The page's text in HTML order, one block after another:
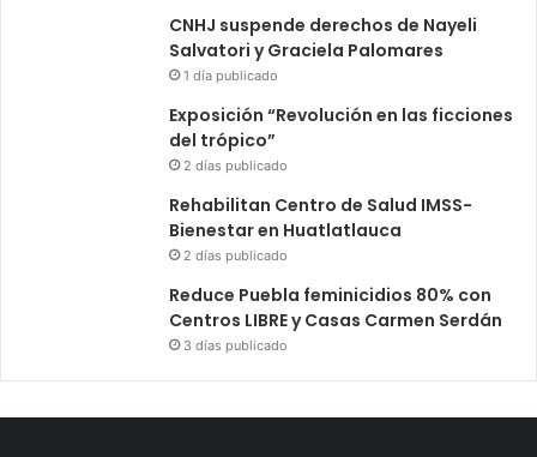
CNHJ suspende derechos de Nayeli
Salvatori y Graciela Palomares
1 día publicado
Exposición “Revolución en las ficciones
del trópico”
2 días publicado
Rehabilitan Centro de Salud IMSS-
Bienestar en Huatlatlauca
2 días publicado
Reduce Puebla feminicidios 80% con
Centros LIBRE y Casas Carmen Serdán
3 días publicado